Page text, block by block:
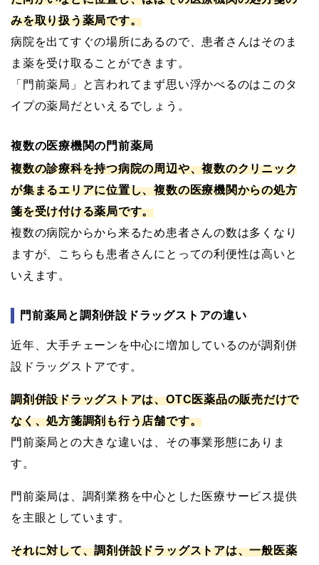
みを取り扱う薬局です。
病院を出てすぐの場所にあるので、患者さんはそのま
ま薬を受け取ることができます。
「門前薬局」と言われてまず思い浮かべるのはこのタ
イプの薬局だといえるでしょう。
複数の医療機関の門前薬局
複数の診療科を持つ病院の周辺や、複数のクリニック
が集まるエリアに位置し、複数の医療機関からの処方
箋を受け付ける薬局です。
複数の病院からから来るため患者さんの数は多くなり
ますが、こちらも患者さんにとっての利便性は高いと
いえます。
門前薬局と調剤併設ドラッグストアの違い
近年、大手チェーンを中心に増加しているのが調剤併
設ドラッグストアです。
調剤併設ドラッグストアは、OTC医薬品の販売だけで
なく、処方箋調剤も行う店舗です。
門前薬局との大きな違いは、その事業形態にありま
す。
門前薬局は、調剤業務を中心とした医療サービス提供
を主眼としています。
それに対して、調剤併設ドラッグストアは、一般医薬